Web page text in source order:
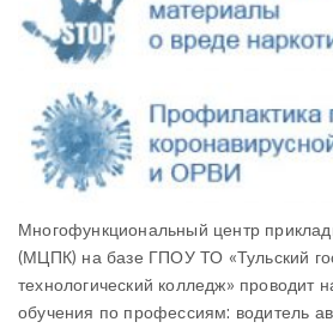
Многофункциональный центр
(МЦПК) на базе ГПОУ ТО «Тульский
технологический колледж» проводит
обучения по профессиям: водитель